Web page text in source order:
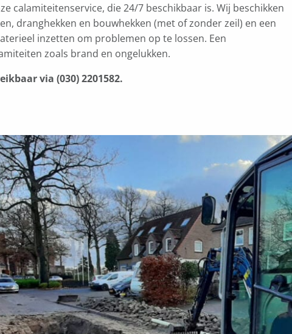
calamiteitenservice, die 24/7 beschikbaar is. Wij beschikken
dranghekken en bouwhekken (met of zonder zeil) en een
inzetten om problemen op te lossen. Een
zoals brand en ongelukken.
via (030) 2201582.